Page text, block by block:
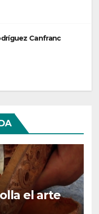
Canfranc
el arte